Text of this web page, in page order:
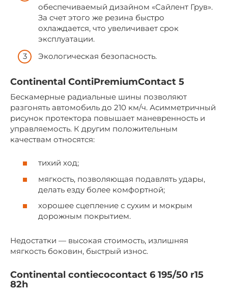
обеспечиваемый дизайном «Сайлент Грув».
За счет этого же резина быстро
охлаждается, что увеличивает срок
эксплуатации.
Экологическая безопасность.
Continental ContiPremiumContact 5
Бескамерные радиальные шины позволяют
разгонять автомобиль до 210 км/ч. Асимметричный
рисунок протектора повышает маневренность и
управляемость. К другим положительным
качествам относятся:
тихий ход;
мягкость, позволяющая подавлять удары,
делать езду более комфортной;
хорошее сцепление с сухим и мокрым
дорожным покрытием.
Недостатки — высокая стоимость, излишняя
мягкость боковин, быстрый износ.
Continental contiecocontact 6 195/50 r15
82h